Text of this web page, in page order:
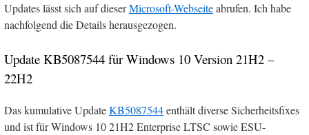
Updates lässt sich auf dieserMicrosoft-Webseiteabrufen. Ich habe
nachfolgend die Details herausgezogen.
Update KB5087544 für Windows 10 Version 21H2 –
22H2
Das kumulative UpdateKB5087544enthält diverse Sicherheitsfixes
und ist für Windows 10 21H2 Enterprise LTSC sowie ESU-